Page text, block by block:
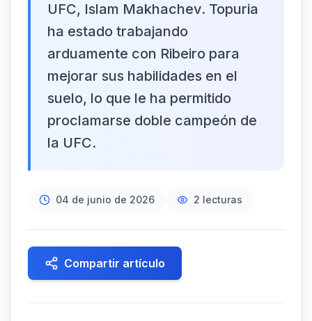
UFC, Islam Makhachev. Topuria
ha estado trabajando
arduamente con Ribeiro para
mejorar sus habilidades en el
suelo, lo que le ha permitido
proclamarse doble campeón de
la UFC.
04 de junio de 2026 2 lecturas
Compartir artículo